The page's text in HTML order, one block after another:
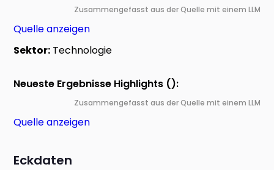
Zusammengefasst aus der Quelle mit einem LLM
Quelle anzeigen
Sektor: Technologie
Neueste Ergebnisse Highlights ():
Zusammengefasst aus der Quelle mit einem LLM
Quelle anzeigen
Eckdaten